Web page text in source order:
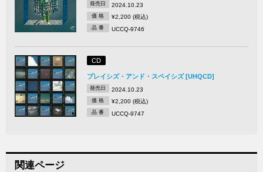
発売日 2024.10.23
価 格 ¥2,200 (税込)
品 番 UCCQ-9746
CD
プレイシズ・アンド・スペイシズ [UHQCD]
発売日 2024.10.23
価 格 ¥2,200 (税込)
品 番 UCCQ-9747
関連ページ